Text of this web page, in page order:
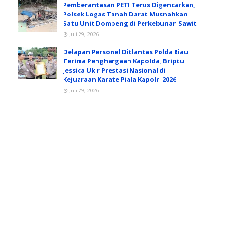
Pemberantasan PETI Terus Digencarkan,
Polsek Logas Tanah Darat Musnahkan
Satu Unit Dompeng di Perkebunan Sawit
Juli 29, 2026
Delapan Personel Ditlantas Polda Riau
Terima Penghargaan Kapolda, Briptu
Jessica Ukir Prestasi Nasional di
Kejuaraan Karate Piala Kapolri 2026
Juli 29, 2026